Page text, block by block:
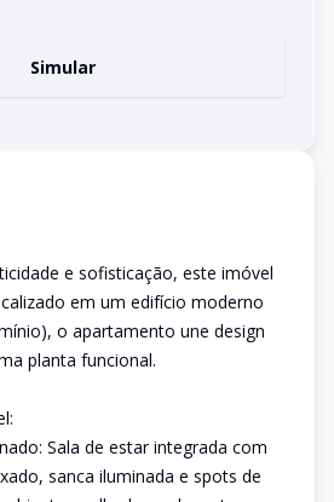
Simular
e sofisticação, este imóvel
em um edifício moderno
o apartamento une design
planta funcional.
Sala de estar integrada com
sanca iluminada e spots de